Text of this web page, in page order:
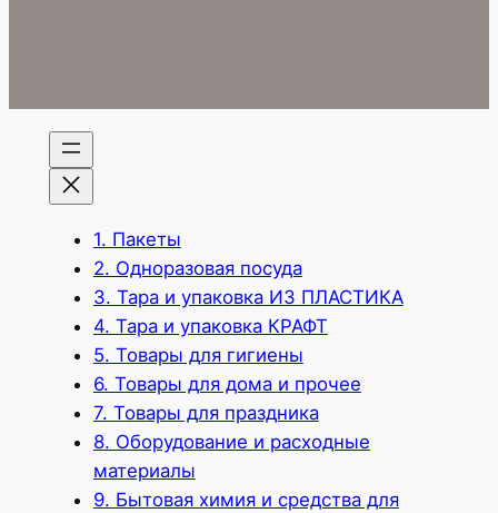
1. Пакеты
2. Одноразовая посуда
3. Тара и упаковка ИЗ ПЛАСТИКА
4. Тара и упаковка КРАФТ
5. Товары для гигиены
6. Товары для дома и прочее
7. Товары для праздника
8. Оборудование и расходные
материалы
9. Бытовая химия и средства для